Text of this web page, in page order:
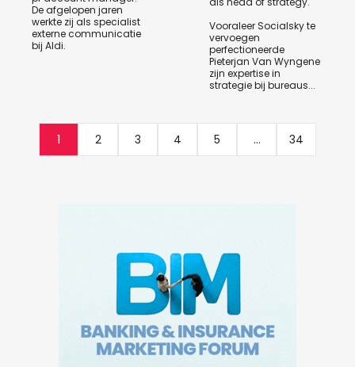
De afgelopen jaren
werkte zij als specialist
externe communicatie
bij Aldi.
Vooraleer Socialsky te
vervoegen
perfectioneerde
Pieterjan Van Wyngene
zijn expertise in
strategie bij bureaus...
1 2 3 4 5 ... 34